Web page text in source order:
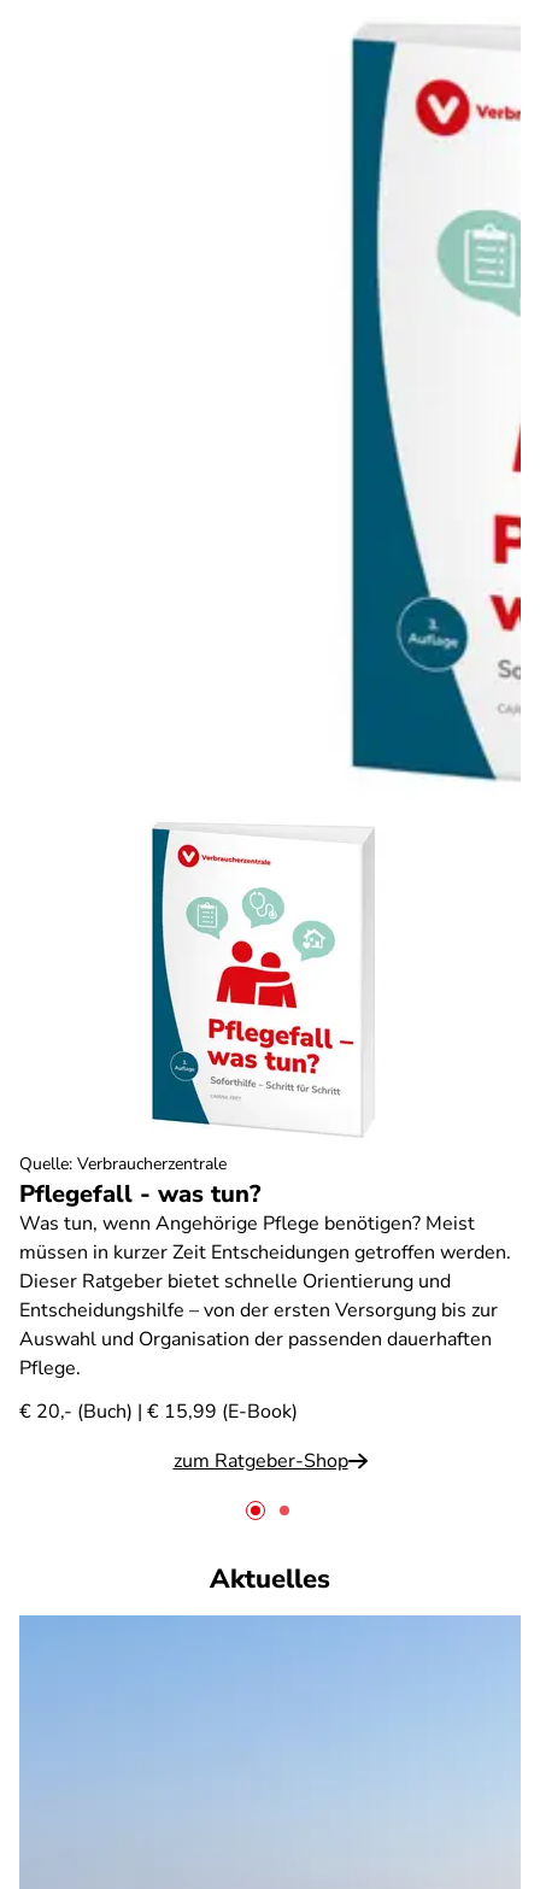
Pflegefall - was tun?
Was tun, wenn Angehörige Pflege benötigen? Meist
müssen in kurzer Zeit Entscheidungen getroffen werden.
Dieser Ratgeber bietet schnelle Orientierung und
Entscheidungshilfe – von der ersten Versorgung bis zur
Auswahl und Organisation der passenden dauerhaften
Pflege.
€ 20,- (Buch) | € 15,99 (E-Book)
zum Ratgeber-Shop
Quelle: Verbraucherzentrale
Aktuelles